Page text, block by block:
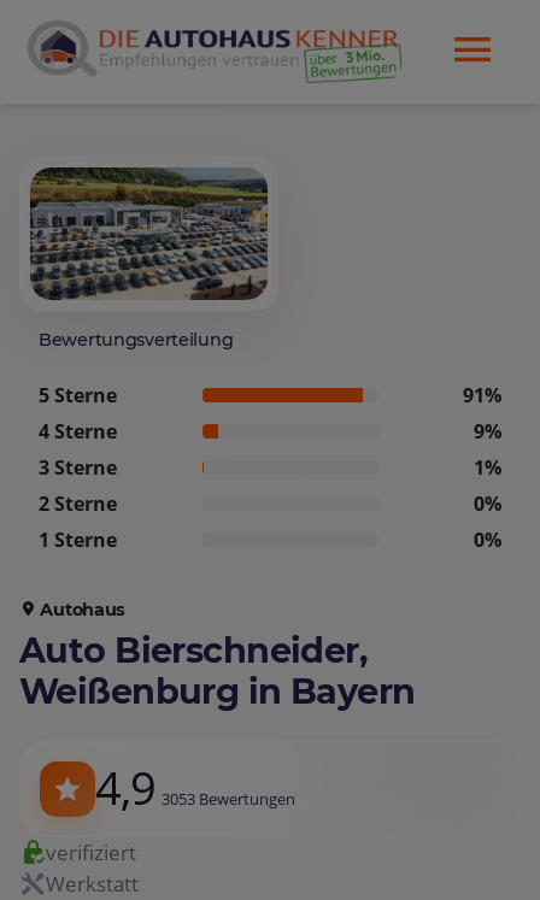
Bewertungsverteilung
5 Sterne
91%
4 Sterne
9%
3 Sterne
1%
2 Sterne
0%
1 Sterne
0%
Autohaus
Auto Bierschneider,
Weißenburg in Bayern
4,9 3053 Bewertungen
verifiziert
Werkstatt